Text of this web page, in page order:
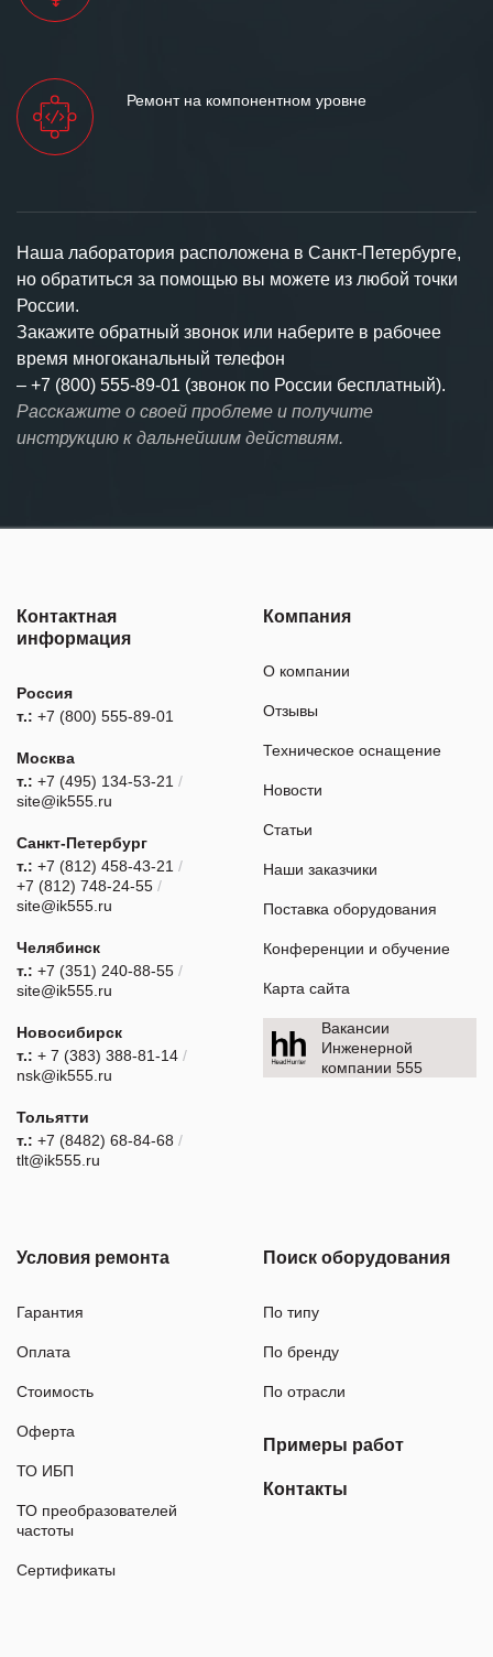
Ремонт на компонентном уровне
Наша лаборатория расположена в Санкт-Петербурге,
но обратиться за помощью вы можете из любой точки
России.
Закажите обратный звонок или наберите в рабочее
время многоканальный телефон
– +7 (800) 555-89-01 (звонок по России бесплатный).
Расскажите о своей проблеме и получите
инструкцию к дальнейшим действиям.
Контактная
информация
Россия
т.: +7 (800) 555-89-01
Москва
т.: +7 (495) 134-53-21 /
site@ik555.ru
Санкт-Петербург
т.: +7 (812) 458-43-21 /
+7 (812) 748-24-55 /
site@ik555.ru
Челябинск
т.: +7 (351) 240-88-55 /
site@ik555.ru
Новосибирск
т.: + 7 (383) 388-81-14 /
nsk@ik555.ru
Тольятти
т.: +7 (8482) 68-84-68 /
tlt@ik555.ru
Компания
О компании
Отзывы
Техническое оснащение
Новости
Статьи
Наши заказчики
Поставка оборудования
Конференции и обучение
Карта сайта
Вакансии
Инженерной
компании 555
Условия ремонта
Гарантия
Оплата
Стоимость
Оферта
ТО ИБП
ТО преобразователей
частоты
Сертификаты
Поиск оборудования
По типу
По бренду
По отрасли
Примеры работ
Контакты